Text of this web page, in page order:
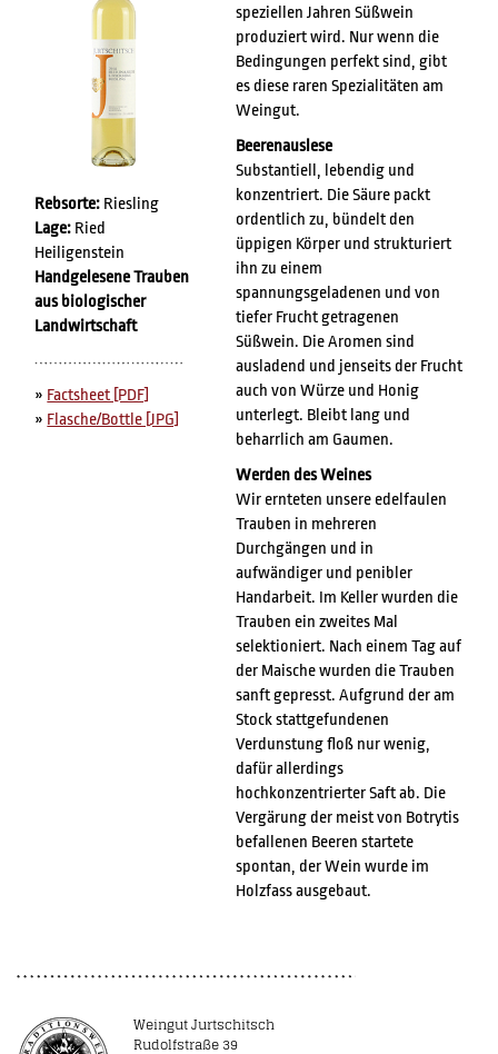
Rebsorte: Riesling
Lage: Ried
Heiligenstein
Handgelesene Trauben
aus biologischer
Landwirtschaft
» Factsheet [PDF]
» Flasche/Bottle [JPG]
speziellen Jahren Süßwein
produziert wird. Nur wenn die
Bedingungen perfekt sind, gibt
es diese raren Spezialitäten am
Weingut.
Beerenauslese
Substantiell, lebendig und
konzentriert. Die Säure packt
ordentlich zu, bündelt den
üppigen Körper und strukturiert
ihn zu einem
spannungsgeladenen und von
tiefer Frucht getragenen
Süßwein. Die Aromen sind
ausladend und jenseits der Frucht
auch von Würze und Honig
unterlegt. Bleibt lang und
beharrlich am Gaumen.
Werden des Weines
Wir ernteten unsere edelfaulen
Trauben in mehreren
Durchgängen und in
aufwändiger und penibler
Handarbeit. Im Keller wurden die
Trauben ein zweites Mal
selektioniert. Nach einem Tag auf
der Maische wurden die Trauben
sanft gepresst. Aufgrund der am
Stock stattgefundenen
Verdunstung floß nur wenig,
dafür allerdings
hochkonzentrierter Saft ab. Die
Vergärung der meist von Botrytis
befallenen Beeren startete
spontan, der Wein wurde im
Holzfass ausgebaut.
Weingut Jurtschitsch
Rudolfstraße 39